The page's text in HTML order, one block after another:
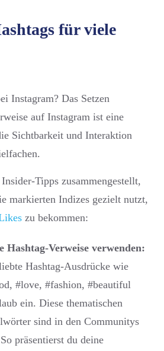
für viele
Instagram? Das Setzen
auf Instagram ist eine
Sichtbarkeit und Interaktion
Tipps zusammengestellt,
markierten Indizes gezielt nutzt,
zu bekommen:
Hashtag-Verweise verwenden:
Hashtag-Ausdrücke wie
#love, #fashion, #beautiful
ein. Diese thematischen
sind in den Communitys
präsentierst du deine